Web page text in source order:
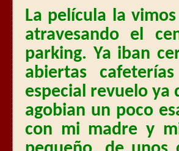
La película la
atravesando el
parking. Ya iban
abiertas
especial revuelo ya
agobian un poco
con mi madre y